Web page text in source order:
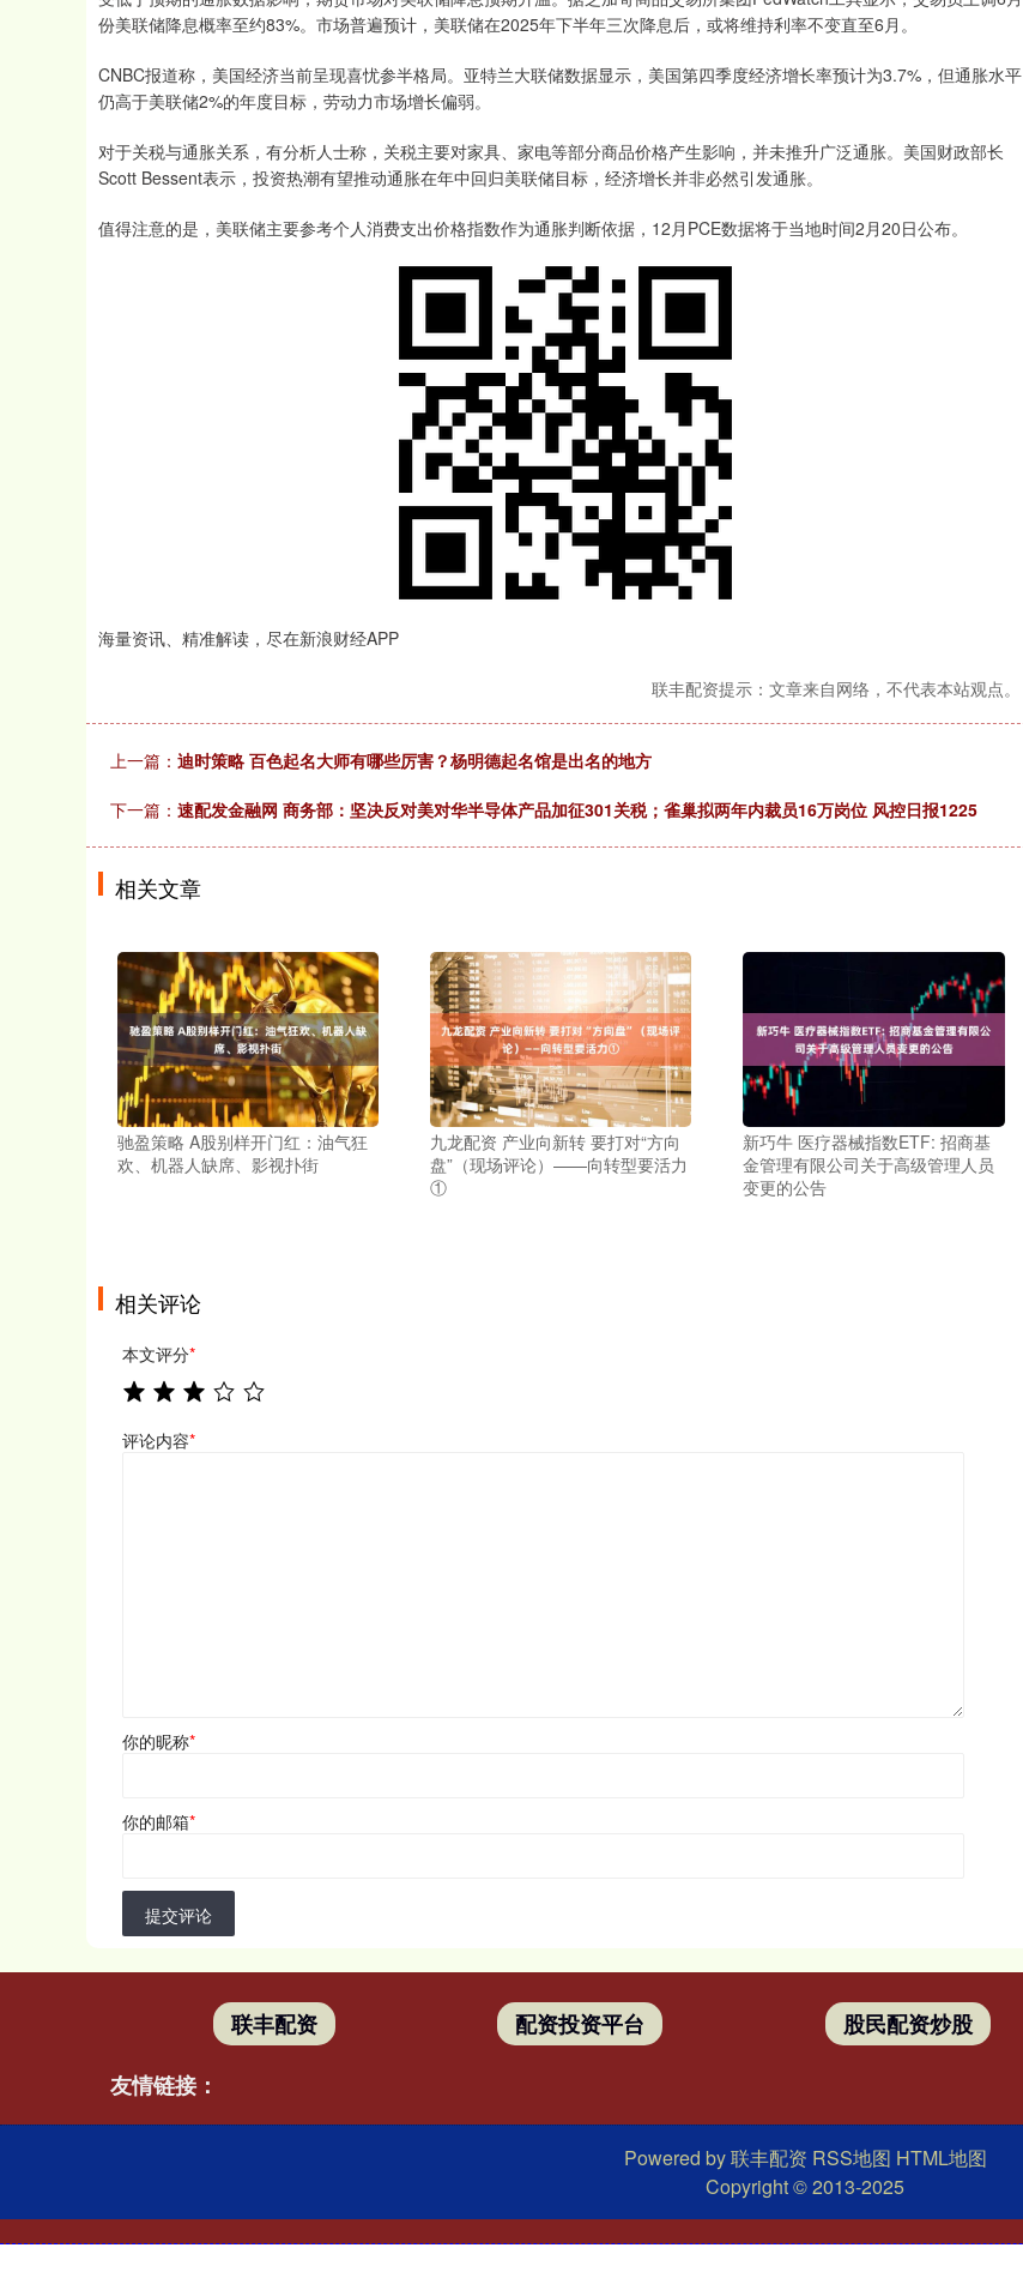
份美联储降息概率至约83%。市场普遍预计，美联储在2025年下半年三次降息后，或将维持利率不变直至6月。
CNBC报道称，美国经济当前呈现喜忧参半格局。亚特兰大联储数据显示，美国第四季度经济增长率预计为3.7%，但通胀水平
仍高于美联储2%的年度目标，劳动力市场增长偏弱。
对于关税与通胀关系，有分析人士称，关税主要对家具、家电等部分商品价格产生影响，并未推升广泛通胀。美国财政部长
Scott Bessent表示，投资热潮有望推动通胀在年中回归美联储目标，经济增长并非必然引发通胀。
值得注意的是，美联储主要参考个人消费支出价格指数作为通胀判断依据，12月PCE数据将于当地时间2月20日公布。
海量资讯、精准解读，尽在新浪财经APP
联丰配资提示：文章来自网络，不代表本站观点。
上一篇： 迪时策略 百色起名大师有哪些厉害？杨明德起名馆是出名的地方
下一篇： 速配发金融网 商务部：坚决反对美对华半导体产品加征301关税；雀巢拟两年内裁员16万岗位 风控日报1225
相关文章
驰盈策略 A股别样开门红：油气狂
欢、机器人缺席、影视扑街
九龙配资 产业向新转 要打对“方向
盘”（现场评论）——向转型要活力
①
新巧牛 医疗器械指数ETF: 招商基
金管理有限公司关于高级管理人员
变更的公告
相关评论
本文评分*
评论内容*
你的昵称*
你的邮箱*
提交评论
联丰配资 配资投资平台 股民配资炒股
友情链接：
Powered by联丰配资 RSS地图 HTML地图
Copyright© 2013-2025